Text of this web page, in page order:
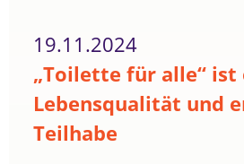
19.11.2024
„Toilette für alle“ ist
Lebensqualität und
Teilhabe